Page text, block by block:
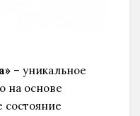
– уникальное
на основе